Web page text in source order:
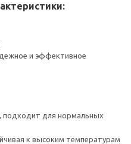
и эффективное
подходит для нормальных
к высоким температурам